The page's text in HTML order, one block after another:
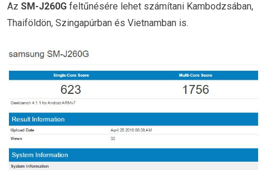
Az SM-J260G feltűnésére lehet számítani Kambodzsában,
Thaiföldön, Szingapúrban és Vietnamban is.